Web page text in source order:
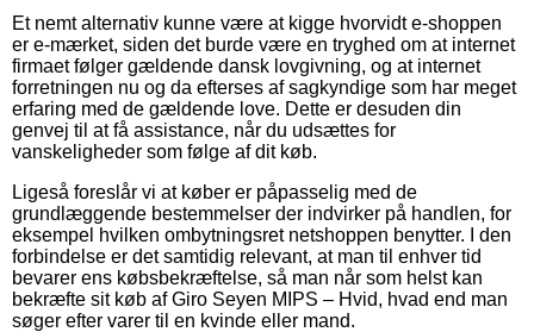
Et nemt alternativ kunne være at kigge hvorvidt e-shoppen
er e-mærket, siden det burde være en tryghed om at internet
firmaet følger gældende dansk lovgivning, og at internet
forretningen nu og da efterses af sagkyndige som har meget
erfaring med de gældende love. Dette er desuden din
genvej til at få assistance, når du udsættes for
vanskeligheder som følge af dit køb.
Ligeså foreslår vi at køber er påpasselig med de
grundlæggende bestemmelser der indvirker på handlen, for
eksempel hvilken ombytningsret netshoppen benytter. I den
forbindelse er det samtidig relevant, at man til enhver tid
bevarer ens købsbekræftelse, så man når som helst kan
bekræfte sit køb af Giro Seyen MIPS – Hvid, hvad end man
søger efter varer til en kvinde eller mand.